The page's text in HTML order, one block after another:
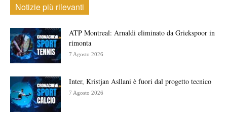
Notizie più rilevanti
ATP Montreal: Arnaldi eliminato da Griekspoor in
rimonta
7 Agosto 2026
Inter, Kristjan Asllani è fuori dal progetto tecnico
7 Agosto 2026